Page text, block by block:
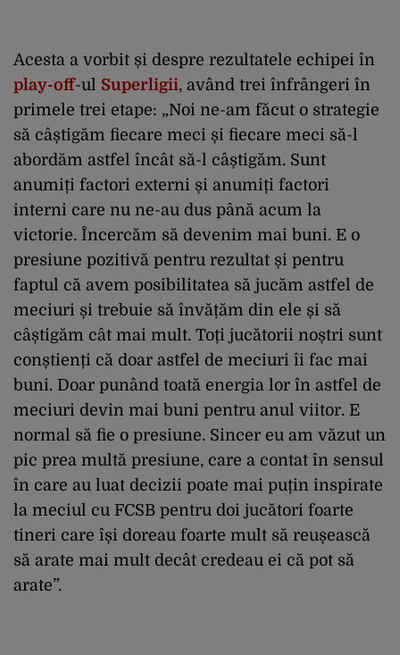
Acesta a vorbit și despre rezultatele echipei în
play-off-ul Superligii, având trei înfrângeri în
primele trei etape: „Noi ne-am făcut o strategie
să câștigăm fiecare meci și fiecare meci să-l
abordăm astfel încât să-l câștigăm. Sunt
anumiți factori externi și anumiți factori
interni care nu ne-au dus până acum la
victorie. Încercăm să devenim mai buni. E o
presiune pozitivă pentru rezultat și pentru
faptul că avem posibilitatea să jucăm astfel de
meciuri și trebuie să învățăm din ele și să
câștigăm cât mai mult. Toți jucătorii noștri sunt
conștienți că doar astfel de meciuri îi fac mai
buni. Doar punând toată energia lor în astfel de
meciuri devin mai buni pentru anul viitor. E
normal să fie o presiune. Sincer eu am văzut un
pic prea multă presiune, care a contat în sensul
în care au luat decizii poate mai puțin inspirate
la meciul cu FCSB pentru doi jucători foarte
tineri care își doreau foarte mult să reușească
să arate mai mult decât credeau ei că pot să
arate”.